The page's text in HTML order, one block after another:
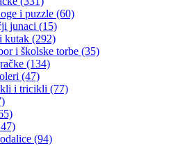
i puzzle (60)
junaci (15)
kutak (292)
i školske torbe (35)
(134)
(47)
i tricikli (77)
(94)